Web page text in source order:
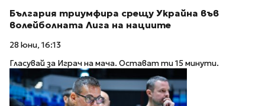
България триумфира срещу Украйна във
волейболната Лига на нациите
28 юни, 16:13
Гласувай за Играч на мача. Остават ти 15 минути.